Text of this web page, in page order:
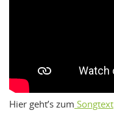
Hier geht’s zum Songtext